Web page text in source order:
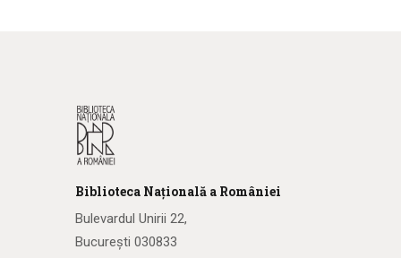
Biblioteca Națională a României
Bulevardul Unirii 22,
București 030833